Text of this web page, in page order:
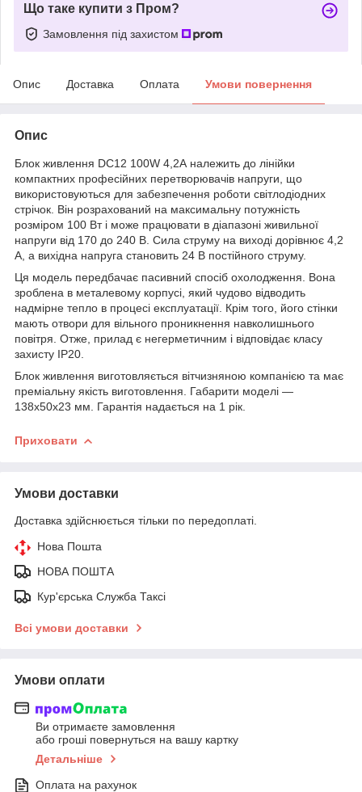
Що таке купити з Пром?
Замовлення під захистом
Опис Доставка Оплата Умови повернення
Опис
Блок живлення DC12 100W 4,2А належить до лінійки
компактних професійних перетворювачів напруги, що
використовуються для забезпечення роботи світлодіодних
стрічок. Він розрахований на максимальну потужність
розміром 100 Вт і може працювати в діапазоні живильної
напруги від 170 до 240 В. Сила струму на виході дорівнює 4,2
А, а вихідна напруга становить 24 В постійного струму.
Ця модель передбачає пасивний спосіб охолодження. Вона
зроблена в металевому корпусі, який чудово відводить
надмірне тепло в процесі експлуатації. Крім того, його стінки
мають отвори для вільного проникнення навколишнього
повітря. Отже, прилад є негерметичним і відповідає класу
захисту IP20.
Блок живлення виготовляється вітчизняною компанією та має
преміальну якість виготовлення. Габарити моделі —
138х50х23 мм. Гарантія надається на 1 рік.
Приховати
Умови доставки
Доставка здійснюється тільки по передоплаті.
Нова Пошта
НОВА ПОШТА
Кур'єрська Служба Таксі
Всі умови доставки
Умови оплати
Ви отримаєте замовлення
або гроші повернуться на вашу картку
Детальніше
Оплата на рахунок